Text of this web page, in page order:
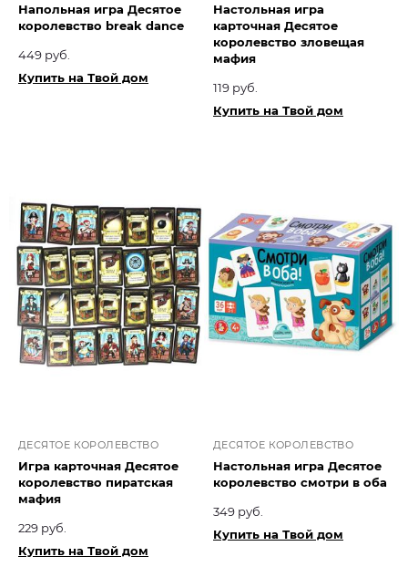
Напольная игра Десятое
королевство break dance
449 руб.
Купить на Твой дом
Настольная игра
карточная Десятое
королевство зловещая
мафия
119 руб.
Купить на Твой дом
ДЕСЯТОЕ КОРОЛЕВСТВО
Игра карточная Десятое
королевство пиратская
мафия
229 руб.
Купить на Твой дом
ДЕСЯТОЕ КОРОЛЕВСТВО
Настольная игра Десятое
королевство смотри в оба
349 руб.
Купить на Твой дом